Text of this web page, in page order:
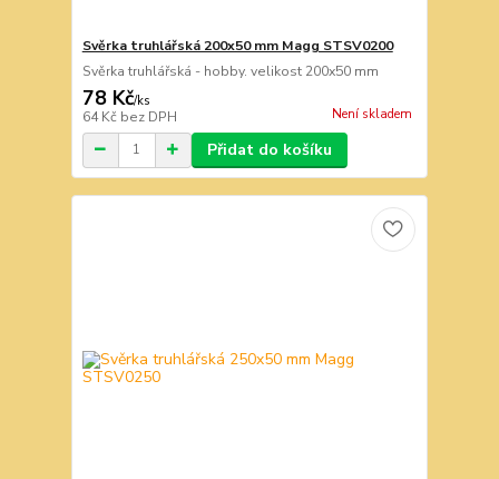
Svěrka truhlářská 200x50 mm Magg STSV0200
Svěrka truhlářská - hobby. velikost 200x50 mm
78 Kč/ks
64 Kč bez DPH Není skladem
Přidat do košíku